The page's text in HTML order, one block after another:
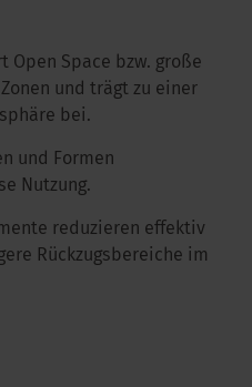
Open Space bzw. große
und trägt zu einer
bei.
und Formen
Nutzung.
reduzieren effektiv
Rückzugsbereiche im